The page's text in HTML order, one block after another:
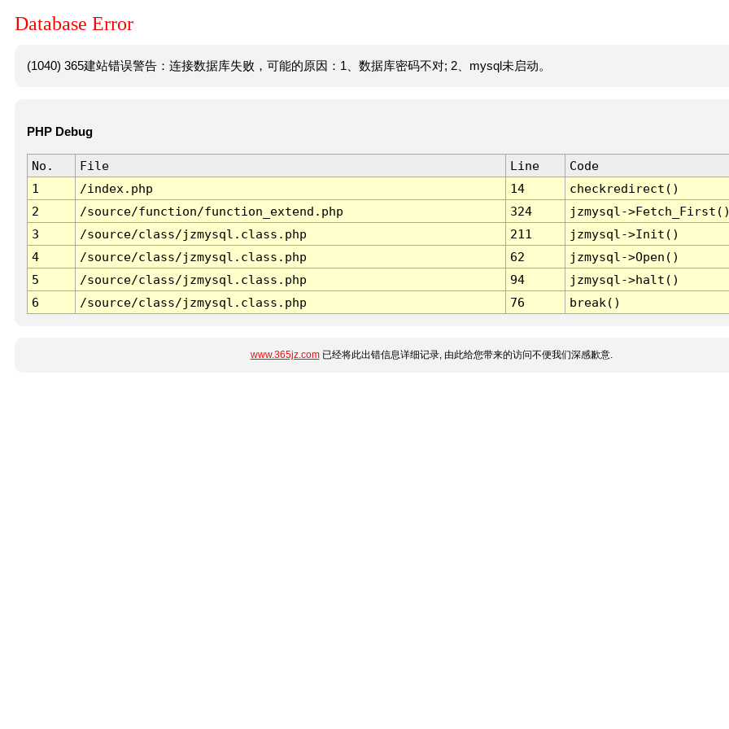
Database Error
(1040) 365建站错误警告：连接数据库失败，可能的原因：1、数据库密码不对; 2、mysql未启动。
PHP Debug
No. File Line
Code
1
/index.php 14
checkredirect()
2
/source/function/function_extend.php 324
jzmysql-
3
/source/class/jzmysql.class.php 211
jzmysql->Init()
4
/source/class/jzmysql.class.php 62
jzmysql->Open()
5
/source/class/jzmysql.class.php 94
jzmysql->halt()
6
/source/class/jzmysql.class.php 76 break()
www.365jz.com已经将此出错信息详细记录, 由此给您带来的访问不便我们深感歉意.